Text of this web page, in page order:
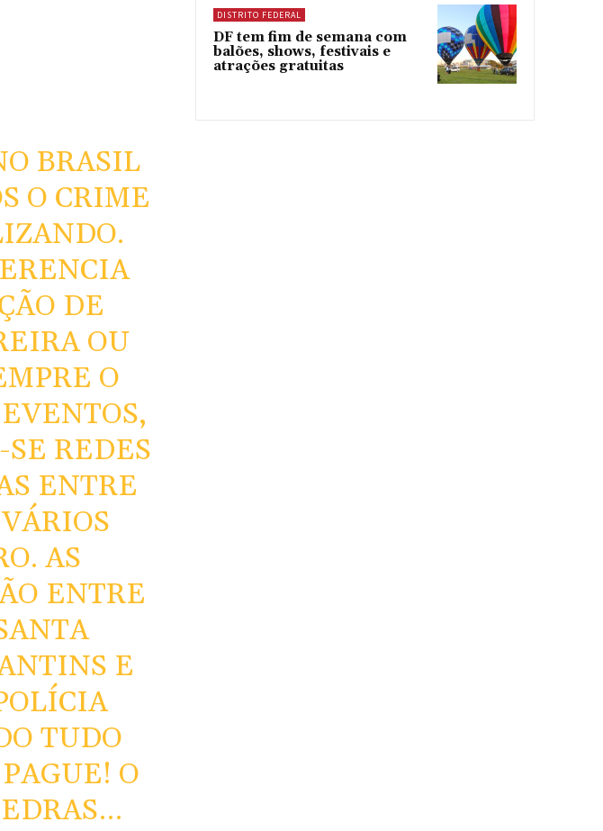
BRASIL
O CRIME
DE
OU
O
REDES
ENTRE
AS
ENTRE
E
TUDO
O
DISTRITO FEDERAL
DF tem fim de semana com
balões, shows, festivais e
atrações gratuitas